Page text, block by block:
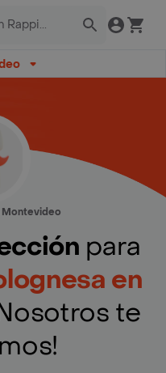
Montevideo
para
en
te